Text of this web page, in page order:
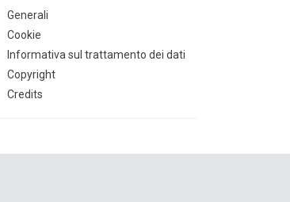
Generali
Cookie
Informativa sul trattamento dei dati
Copyright
Credits